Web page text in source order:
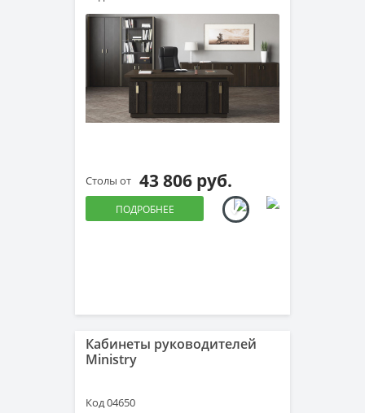
Столы от 43 806 руб.
ПОДРОБНЕЕ
Кабинеты руководителей
Ministry
Код 04650